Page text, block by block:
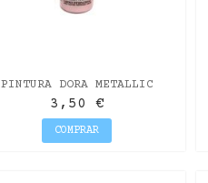
PINTURA DORA METALLIC
ALGODÓN DE AZUCAR 50ML
3,50 €
COMPRAR